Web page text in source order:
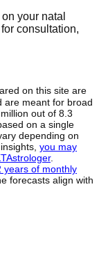
your natal
consultation,
on this site are
are meant for broad
out of 8.3
on a single
depending on
you may
.
years of monthly
forecasts align with